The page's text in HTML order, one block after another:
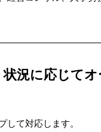
状況に応じて
て対応します。